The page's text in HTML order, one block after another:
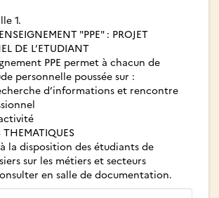
1.
"PPE" : PROJET
DE L’ETUDIANT
PPE permet à chacun de
personnelle poussée sur :
d’informations et rencontre
THEMATIQUES
la disposition des étudiants de
sur les métiers et secteurs
en salle de documentation.